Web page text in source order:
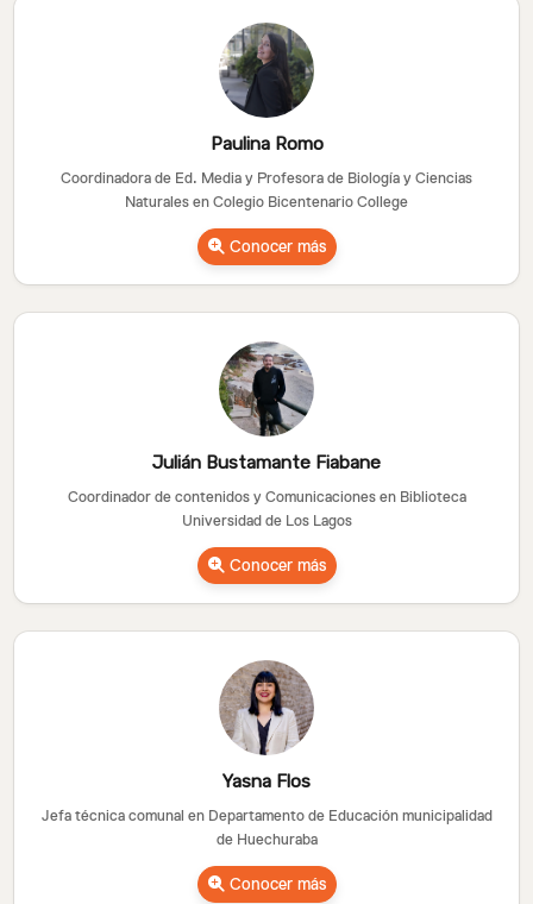
Paulina Romo
Coordinadora de Ed. Media y Profesora de Biología y Ciencias
Naturales en Colegio Bicentenario College
Conocer más
Julián Bustamante Fiabane
Coordinador de contenidos y Comunicaciones en Biblioteca
Universidad de Los Lagos
Conocer más
Yasna Flos
Jefa técnica comunal en Departamento de Educación municipalidad
de Huechuraba
Conocer más